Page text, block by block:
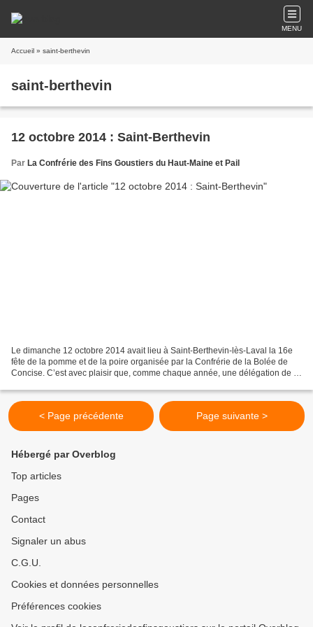
MENU
Accueil » saint-berthevin
saint-berthevin
12 octobre 2014 : Saint-Berthevin
Par La Confrérie des Fins Goustiers du Haut-Maine et Pail
Le dimanche 12 octobre 2014 avait lieu à Saint-Berthevin-lès-Laval la 16e
fête de la pomme et de la poire organisée par la Confrérie de la Bolée de
Concise. C’est avec plaisir que, comme chaque année, une délégation de la
< Page précédente Page suivante >
Hébergé par Overblog
Top articles
Pages
Contact
Signaler un abus
C.G.U.
Cookies et données personnelles
Préférences cookies